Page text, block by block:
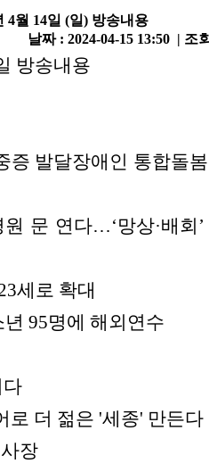
4월 14일 (일) 방송내용
날짜 : 2024-04-15 13:50 | 조
방송내용
증 발달장애인 통합돌
문 연다…‘망상·배회
세로 확대
95명에 해외연수
로 더 젊은 '세종' 만든다
장